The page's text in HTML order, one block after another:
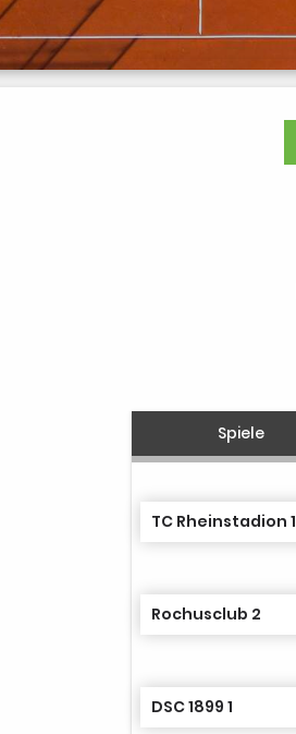
Spiele
TC Rheinstadion 1
Rochusclub 2
DSC 1899 1